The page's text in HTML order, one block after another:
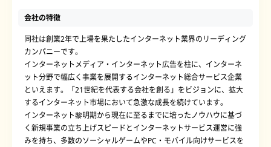
会社の特徴
同社は創業2年で上場を果たしたインターネット業界のリーディング
カンパニーです。
インターネットメディア・インターネット広告を柱に、インターネ
ット分野で幅広く事業を展開するインターネット総合サービス企業
といえます。「21世紀を代表する会社を創る」をビジョンに、拡大
するインターネット市場において急激な成長を続けています。
インターネット黎明期から現在に至るまでに培ったノウハウに基づ
く新規事業の立ち上げスピードとインターネットサービス運営に強
みを持ち、多数のソーシャルゲームやPC・モバイル向けサービスを